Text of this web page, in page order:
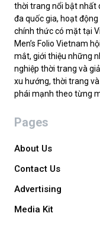
thời trang nổi bật nhất
đa quốc gia, hoạt
chính thức có mặt tại
Men’s Folio Vietnam
mắt, giới thiệu những
nghiệp thời trang và
xu hướng, thời trang
phái mạnh theo từng
Pages
About Us
Contact Us
Advertising
Media Kit